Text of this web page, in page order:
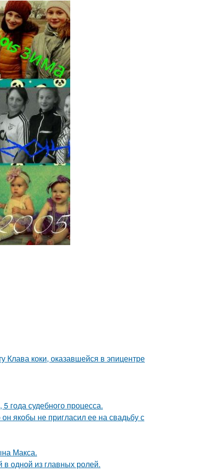
коки, оказавшейся в эпицентре
года судебного процесса.
якобы не пригласил ее на свадьбу с
Макса.
одной из главных ролей.